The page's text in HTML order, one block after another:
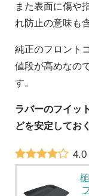
また表面に傷や
れ防止の意味も
純正のフロント
値段が高めなの
す。
ラバーのフイッ
どを安定してお
4.0